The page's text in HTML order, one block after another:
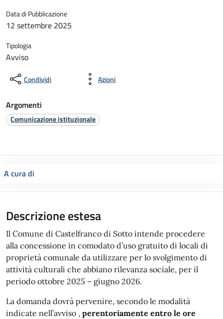
Data di Pubblicazione
12 settembre 2025
Tipologia
Avviso
Condividi Azioni
Argomenti
Comunicazione istituzionale
A cura di
Descrizione estesa
Il Comune di Castelfranco di Sotto intende procedere
alla concessione in comodato d’uso gratuito di locali di
proprietà comunale da utilizzare per lo svolgimento di
attività culturali che abbiano rilevanza sociale, per il
periodo ottobre 2025 – giugno 2026.
La domanda dovrà pervenire, secondo le modalità
indicate nell’avviso , perentoriamente entro le ore